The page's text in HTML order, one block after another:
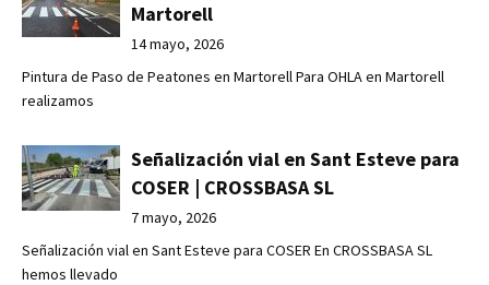
Martorell
14 mayo, 2026
Pintura de Paso de Peatones en Martorell Para OHLA en Martorell
realizamos
Señalización vial en Sant Esteve para
COSER | CROSSBASA SL
7 mayo, 2026
Señalización vial en Sant Esteve para COSER En CROSSBASA SL
hemos llevado